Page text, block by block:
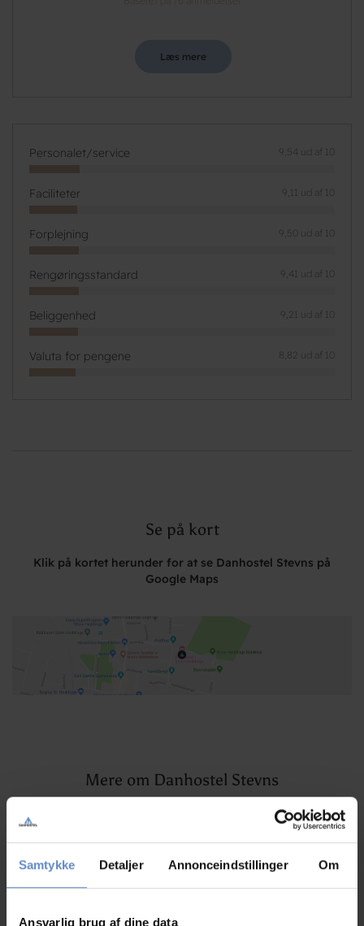
Samtykke Detaljer Annonceindstillinger Om
Ansvarlig brug af dine data
Læs mere
Personalet/service 9,54 ud af 10
Faciliteter 9,11 ud af 10
Forplejning 9,50 ud af 10
Rengøringsstandard 9,41 ud af 10
Beliggenhed 9,21 ud af 10
Valuta for pengene 8,82 ud af 10
Se på kort
Klik på kortet herunder for at se Danhostel Stevns på
Google Maps
Mere om Danhostel Stevns
Artikler, pressemeddelelser og spændende nyheder